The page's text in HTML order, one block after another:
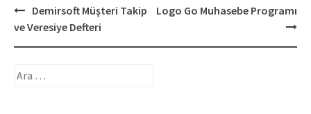
Post
navigation
Demirsoft Müşteri Takip
ve Veresiye Defteri
Logo Go Muhasebe Programı
Arama: